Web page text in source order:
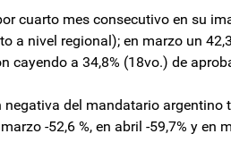
cuarto mes consecutivo en su
a nivel regional); en marzo un
cayendo a 34,8% (18vo.) de
negativa del mandatario argentino
-52,6 %, en abril -59,7% y en